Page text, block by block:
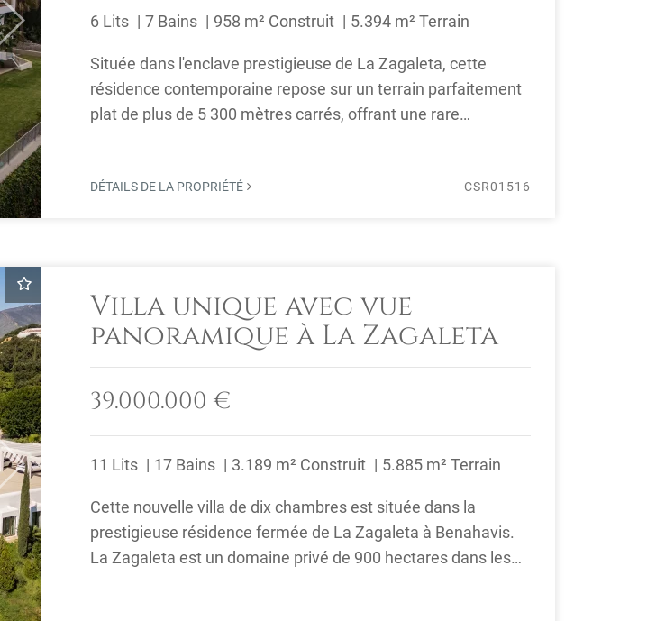
Next
6 Lits 7 Bains 958 m² Construit 5.394 m² Terrain
Située dans l'enclave prestigieuse de La Zagaleta, cette
résidence contemporaine repose sur un terrain parfaitement
plat de plus de 5 300 mètres carrés, offrant une rare
DÉTAILS DE LA PROPRIÉTÉ CSR01516
Next
Villa unique avec vue
panoramique à La Zagaleta
39.000.000 €
11 Lits 17 Bains 3.189 m² Construit 5.885 m² Terrain
Cette nouvelle villa de dix chambres est située dans la
prestigieuse résidence fermée de La Zagaleta à Benahavis.
La Zagaleta est un domaine privé de 900 hectares dans les